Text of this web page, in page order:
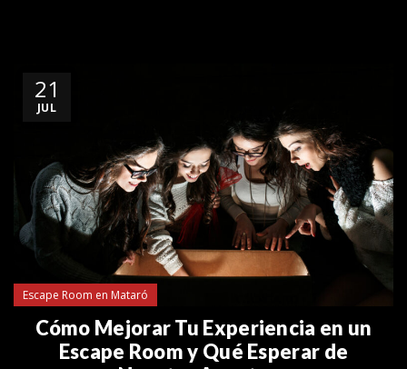
21
JUL
Escape Room en Mataró
Cómo Mejorar Tu Experiencia en un
Escape Room y Qué Esperar de